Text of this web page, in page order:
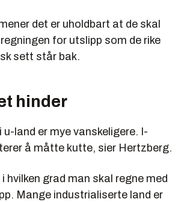
det er uholdbart at de skal
for utslipp som de rike
sett står bak.
hinder
u-land er mye vanskeligere. I-
å måtte kutte, sier Hertzberg.
hvilken grad man skal regne med
Mange industrialiserte land er